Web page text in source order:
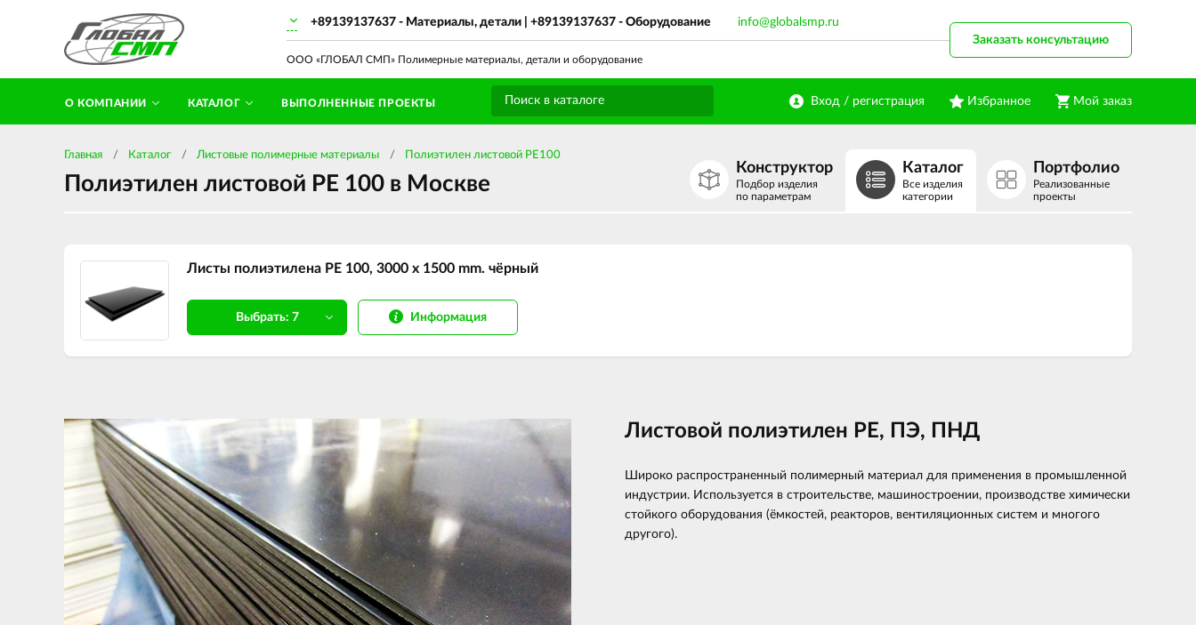
ООО «ГЛОБАЛ СМП» Полимерные материалы, детали и оборудование
+89139137637 - Материалы, детали | +89139137637 - Оборудование info@globalsmp.ru
Вход / регистрация Избранное Мой заказ
О КОМПАНИИ КАТАЛОГ ВЫПОЛНЕННЫЕ ПРОЕКТЫ
Заказать консультацию
Главная Каталог Листовые полимерные материалы Полиэтилен листовой PE100
Полиэтилен листовой PE 100 в Москве
Конструктор
Подбор изделия
по параметрам
Каталог
Все изделия
категории
Портфолио
Реализованные
проекты
Листы полиэтилена PE 100, 3000 х 1500 mm. чёрный
Выбрать: 7 Информация
Листовой полиэтилен PE, ПЭ, ПНД
Широко распространенный полимерный материал для применения в промышленной
индустрии. Используется в строительстве, машиностроении, производстве химически
стойкого оборудования (ёмкостей, реакторов, вентиляционных систем и многого
другого).